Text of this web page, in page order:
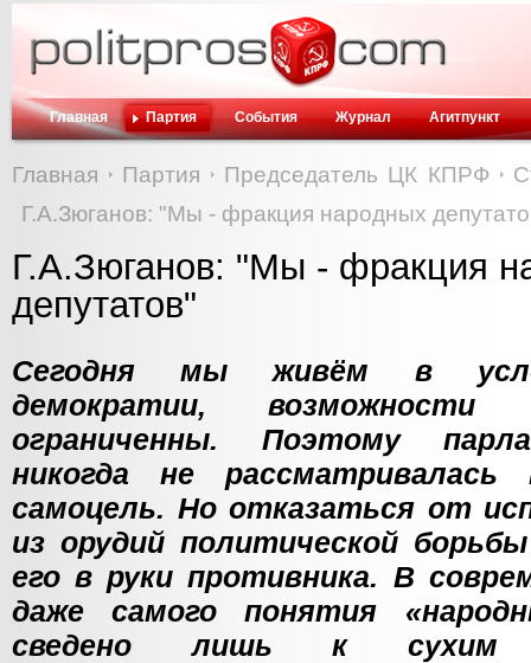
Главная Партия События Журнал Агитпункт
Главная Партия Председатель ЦК КПРФ
Г.А.Зюганов: "Мы - фракция народных
Г.А.Зюганов: "Мы - фракция
депутатов"
Сегодня мы живём в
демократии, возможности
ограниченны. Поэтому
никогда не рассматривалась
самоцель. Но отказаться от
из орудий политической
его в руки противника. В
даже самого понятия
сведено лишь к сухим